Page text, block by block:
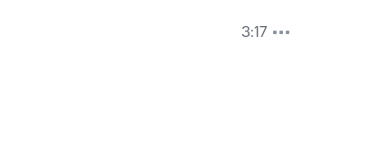
3:17